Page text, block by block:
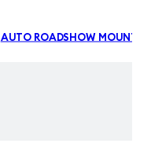
AUTO ROADSHOW